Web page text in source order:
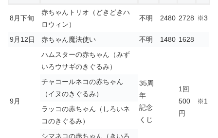
8月下旬
赤ちゃんトリオ（どきどきハ
ロウィン）
不明 2480 2728 ※3
9月12日 赤ちゃん魔法使い 不明 1480 1628
9月
ハムスターの赤ちゃん（みず
いろウサギのきぐるみ）
35周
年
記念
くじ
1回
500
円
※1
チャコールネコの赤ちゃん
（イヌのきぐるみ）
ラッコの赤ちゃん（しろいネ
コのきぐるみ）
シマネコの赤ちゃん（きいろ